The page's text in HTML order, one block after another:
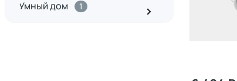
Умный дом
1